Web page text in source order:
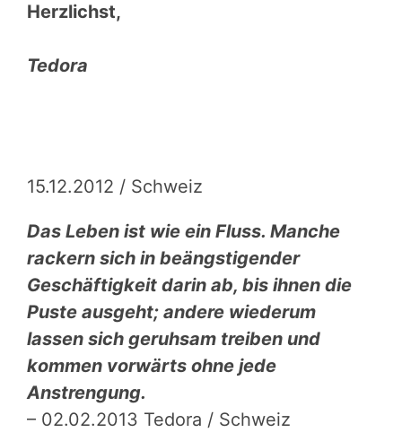
Herzlichst,
Tedora
15.12.2012 / Schweiz
Das Leben ist wie ein Fluss. Manche
rackern sich in beängstigender
Geschäftigkeit darin ab, bis ihnen die
Puste ausgeht; andere wiederum
lassen sich geruhsam treiben und
kommen vorwärts ohne jede
Anstrengung.
– 02.02.2013 Tedora / Schweiz